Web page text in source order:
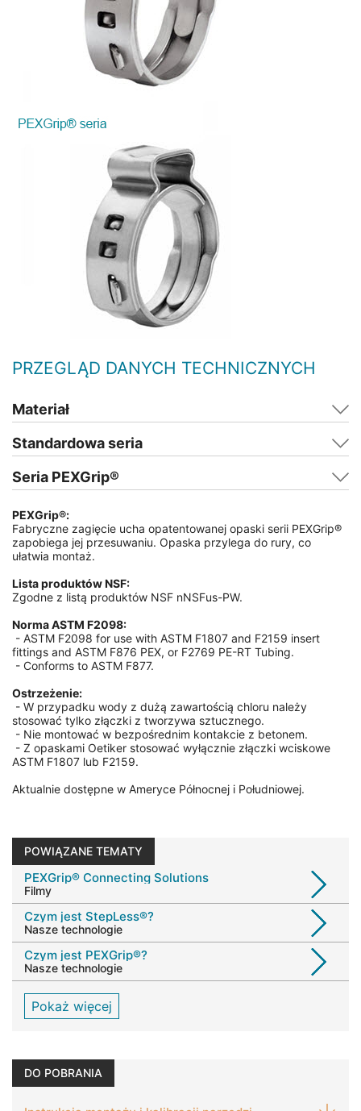
PRZEGLĄD DANYCH TECHNICZNYCH
Materiał
Standardowa seria
Seria PEXGrip®
PEXGrip®:
Fabryczne zagięcie ucha opatentowanej opaski serii PEXGrip®
zapobiega jej przesuwaniu. Opaska przylega do rury, co
ułatwia montaż.
Lista produktów NSF:
Zgodne z listą produktów NSF nNSFus-PW.
Norma ASTM F2098:
- ASTM F2098 for use with ASTM F1807 and F2159 insert
fittings and ASTM F876 PEX, or F2769 PE-RT Tubing.
- Conforms to ASTM F877.
Ostrzeżenie:
- W przypadku wody z dużą zawartością chloru należy
stosować tylko złączki z tworzywa sztucznego.
- Nie montować w bezpośrednim kontakcie z betonem.
- Z opaskami Oetiker stosować wyłącznie złączki wciskowe
ASTM F1807 lub F2159.
Aktualnie dostępne w Ameryce Północnej i Południowej.
POWIĄZANE TEMATY
PEXGrip® Connecting Solutions
Filmy
Czym jest StepLess®?
Nasze technologie
Czym jest PEXGrip®?
Nasze technologie
Pokaż więcej
DO POBRANIA